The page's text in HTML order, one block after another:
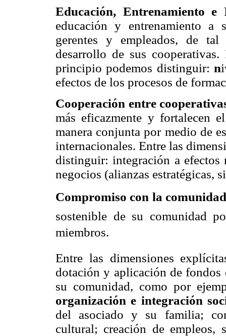
Educación, Entrenamiento
educación y entrenamiento a
gerentes y empleados, de
desarrollo de sus
principio podemos distinguir: n
efectos de los procesos de
Cooperación entre
más eficazmente y fortalecen
manera conjunta por medio de
internacionales. Entre las
distinguir: integración a efectos
negocios (alianzas estratégicas,
Compromiso con la
sostenible de su comunidad
miembros.
Entre las dimensiones
dotación y aplicación de fondos
su comunidad, como por
organización e integración
del asociado y su familia;
cultural; creación de